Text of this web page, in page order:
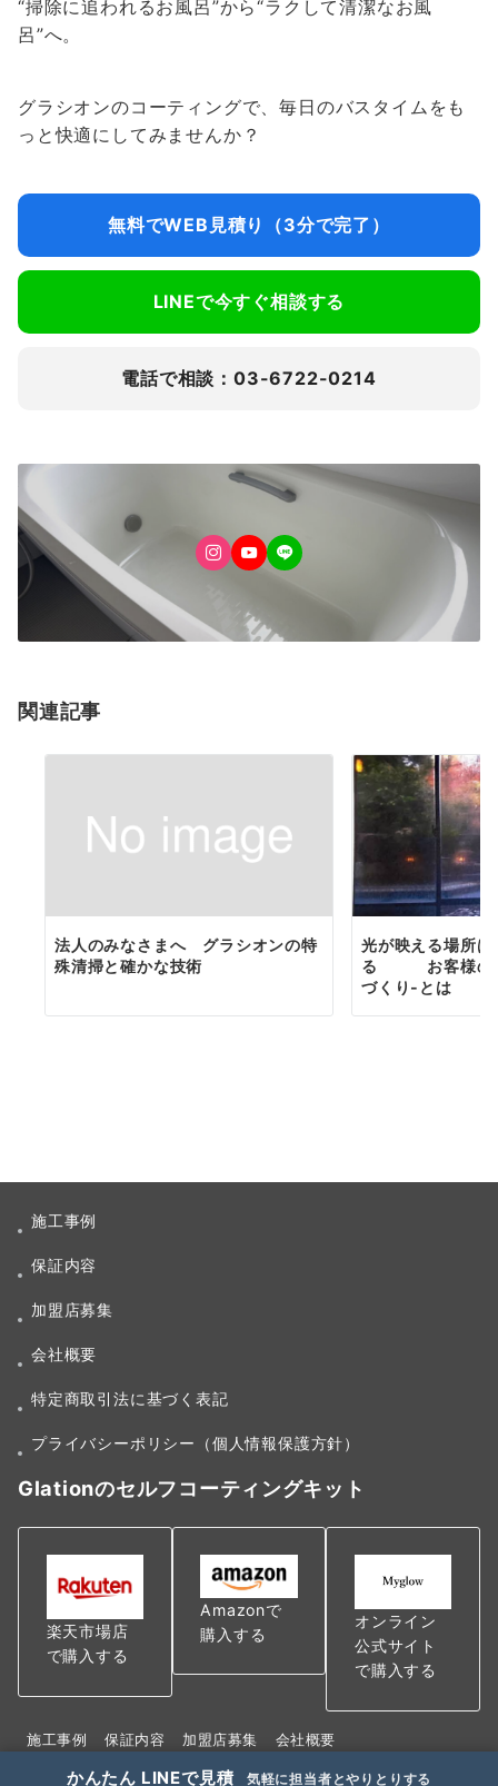
“掃除に追われるお風呂”から“ラクして清潔なお風
呂”へ。
グラシオンのコーティングで、毎日のバスタイムをも
っと快適にしてみませんか？
無料でWEB見積り（3分で完了）
LINEで今すぐ相談する
電話で相談：03-6722-0214
関連記事
法人のみなさまへ グラシオンの特
殊清掃と確かな技術
光が映える場所は
る お客様の五
づくり-とは
施工事例
保証内容
加盟店募集
会社概要
特定商取引法に基づく表記
プライバシーポリシー（個人情報保護方針）
Glationのセルフコーティングキット
楽天市場店
で購入する
Amazonで
購入する
オンライン
公式サイト
で購入する
施工事例 保証内容 加盟店募集
会社概要
特定商取引法に基づく表記
かんたん LINEで見積 気軽に担当者とやりとりする